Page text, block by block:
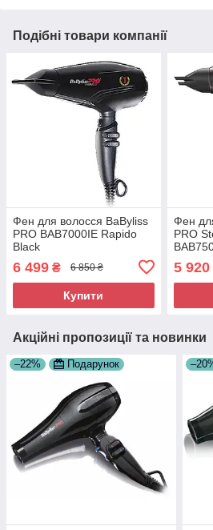
Подібні товари компанії
Фен для волосся BaByliss
PRO BAB7000IE Rapido
Black
6 499 ₴ 6 850 ₴
Купити
Фен
PRO
5 920
Акційні пропозиції та новинки
–22% Подарунок